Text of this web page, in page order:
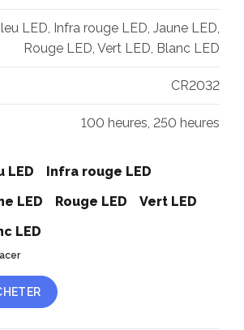
49.90€
LED, Infra rouge LED, Jaune LED,
Rouge LED, Vert LED, Blanc LED
CR2032
100 heures, 250 heures
LED
Infra rouge LED
LED
Rouge LED
Vert LED
LED
LED Adventure Lights Guardian™